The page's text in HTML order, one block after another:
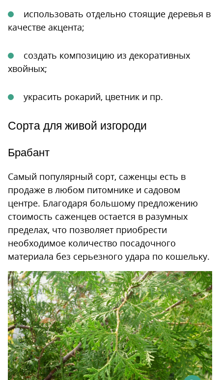
использовать отдельно стоящие деревья в
качестве акцента;
создать композицию из декоративных
хвойных;
украсить рокарий, цветник и пр.
Сорта для живой изгороди
Брабант
Самый популярный сорт, саженцы есть в
продаже в любом питомнике и садовом
центре. Благодаря большому предложению
стоимость саженцев остается в разумных
пределах, что позволяет приобрести
необходимое количество посадочного
материала без серьезного удара по кошельку.